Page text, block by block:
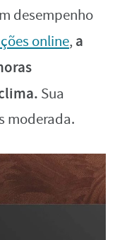
desempenho
online, a
Sua
moderada.